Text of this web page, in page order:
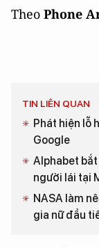
Theo Phone
TIN LIÊN QUAN
Phát hiện lỗ
Google
Alphabet
người lái tại
NASA làm
gia nữ đầu